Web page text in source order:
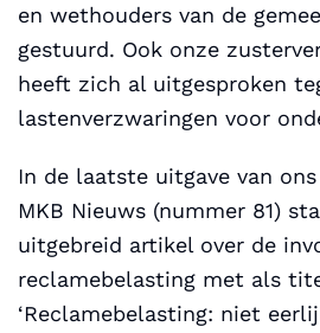
en wethouders van de
gestuurd. Ook onze
heeft zich al uitgesproken
lastenverzwaringen voor
In de laatste uitgave van
MKB Nieuws (nummer 81)
uitgebreid artikel over de
reclamebelasting met als
‘Reclamebelasting: niet